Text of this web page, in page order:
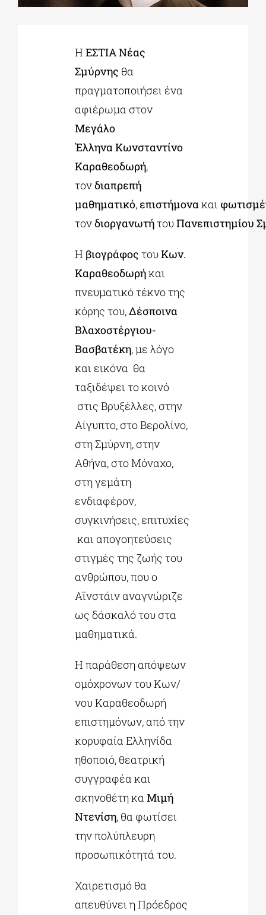
ΕΚΠΑΙΔΕΥΤΙΚΑ ΙΔΡΥΜΑΤΑ
ΠΟΛΙΤΙΣΤΙΚΟΙ ΦΟΡΕΙΣ
Η ΕΣΤΙΑ Νέας
Σμύρνης θα
πραγματοποιήσει ένα
αφιέρωμα στον
Μεγάλο
Έλληνα Κωνσταντίνο
Καραθεοδωρή,
τονδιαπρεπή
μαθηματικό, επιστήμονα και
τονδιοργανωτήτουΠανεπιστημίου
Η βιογράφος τουΚων.
Καραθεοδωρήκαι
πνευματικό τέκνο της
κόρης του,Δέσποινα
Βλαχοστέργιου-
Βασβατέκη, με λόγο
και εικόνα θα
ταξιδέψει το κοινό
στις Βρυξέλλες, στην
Αίγυπτο, στο Βερολίνο,
στη Σμύρνη, στην
Αθήνα, στο Μόναχο,
στη γεμάτη
ενδιαφέρον,
συγκινήσεις, επιτυχίες
και απογοητεύσεις
στιγμές της ζωής του
ανθρώπου, που ο
Αϊνστάιν αναγνώριζε
ως δάσκαλό του στα
μαθηματικά.
Η παράθεση απόψεων
ομόχρονων του Κων/
νου Καραθεοδωρή
επιστημόνων, από την
κορυφαία Ελληνίδα
ηθοποιό, θεατρική
συγγραφέα και
σκηνοθέτη κα Μιμή
Ντενίση, θα φωτίσει
την πολύπλευρη
προσωπικότητά του.
Χαιρετισμό θα
απευθύνει η Πρόεδρος